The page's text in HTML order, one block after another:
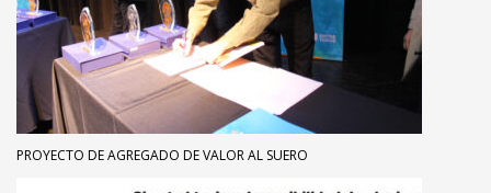
PROYECTO DE AGREGADO DE VALOR AL SUERO